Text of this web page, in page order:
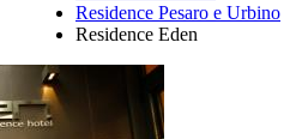
Residence Pesaro e Urbino
Residence Eden